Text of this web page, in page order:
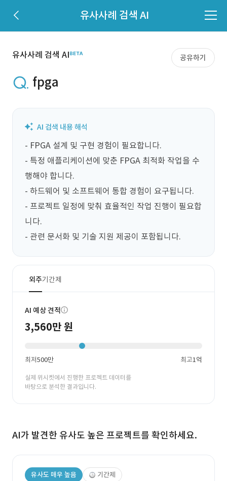
유사사례 검색 AI
유사사례 검색 AI 공유하기
fpga
- FPGA 설계 및 구현 경험이 필요합니다.
- 특정 애플리케이션에 맞춘 FPGA 최적화 작업을 수
행해야 합니다.
- 하드웨어 및 소프트웨어 통합 경험이 요구됩니다.
- 프로젝트 일정에 맞춰 효율적인 작업 진행이 필요합
니다.
- 관련 문서화 및 기술 지원 제공이 포함됩니다.
외주기간제
AI 예상 견적
3,560만 원
최저500만 최고1억
실제 위시켓에서 진행한 프로젝트 데이터를
바탕으로 분석한 결과입니다.
AI가 발견한 유사도 높은 프로젝트를 확인하세요.
유사도 매우 높음 기간제